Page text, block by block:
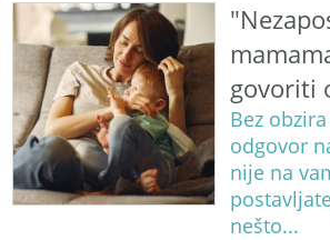
govoriti
Bez
odgovor
nije na
nešto...